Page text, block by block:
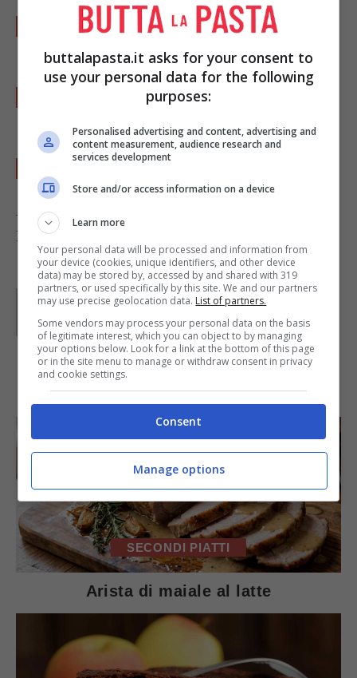
Mescolate il rum a 125 ml di acqua e
aggiungete lentamente alla crema.
Dividete la macedonia di frutta in coppette e
Servite subito.
A piacere potete aggiungere foglioline di menta.
Foto di
Parole di Deborah Di Lucia
IN PRIMO PIANO
SECONDI PIATTI
Arista di maiale al latte
buttalapasta.it asks for your consent to
use your personal data for the following
purposes:
Personalised advertising and content, advertising and
content measurement, audience research and
services development
Store and/or access information on a device
Learn more
Your personal data will be processed and information from
your device (cookies, unique identifiers, and other device
data) may be stored by, accessed by and shared with 319
partners, or used specifically by this site. We and our partners
may use precise geolocation data. List of partners.
Some vendors may process your personal data on the basis
of legitimate interest, which you can object to by managing
your options below. Look for a link at the bottom of this page
or in the site menu to manage or withdraw consent in privacy
and cookie settings.
Consent
Manage options